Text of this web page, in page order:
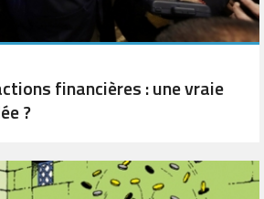
financières : une vraie
?